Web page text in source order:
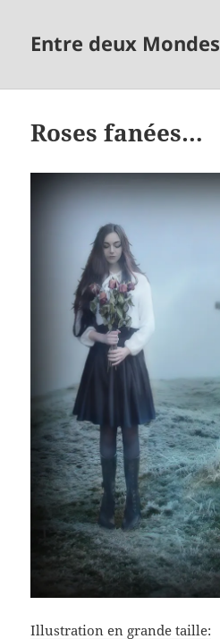
Entre deux Mondes
Roses fanées…
Illustration en grande taille: